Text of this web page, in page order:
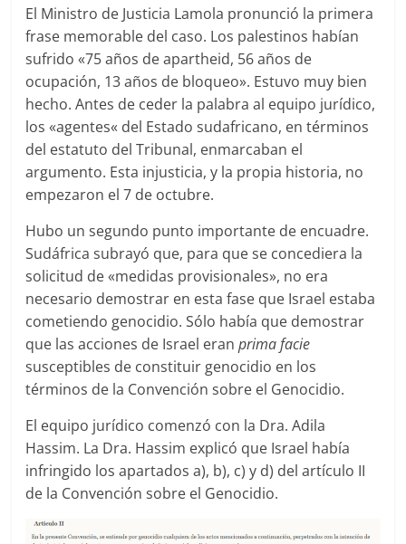
El Ministro de Justicia Lamola pronunció la primera
frase memorable del caso. Los palestinos habían
sufrido «75 años de apartheid, 56 años de
ocupación, 13 años de bloqueo». Estuvo muy bien
hecho. Antes de ceder la palabra al equipo jurídico,
los «agentes« del Estado sudafricano, en términos
del estatuto del Tribunal, enmarcaban el
argumento. Esta injusticia, y la propia historia, no
empezaron el 7 de octubre.
Hubo un segundo punto importante de encuadre.
Sudáfrica subrayó que, para que se concediera la
solicitud de «medidas provisionales», no era
necesario demostrar en esta fase que Israel estaba
cometiendo genocidio. Sólo había que demostrar
que las acciones de Israel eranprima facie
susceptibles de constituir genocidio en los
términos de la Convención sobre el Genocidio.
El equipo jurídico comenzó con la Dra. Adila
Hassim. La Dra. Hassim explicó que Israel había
infringido los apartados a), b), c) y d) del artículo II
de la Convención sobre el Genocidio.